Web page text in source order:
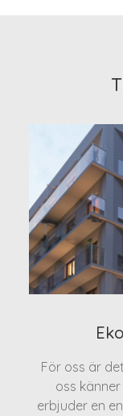
För oss är
oss
erbjuder en